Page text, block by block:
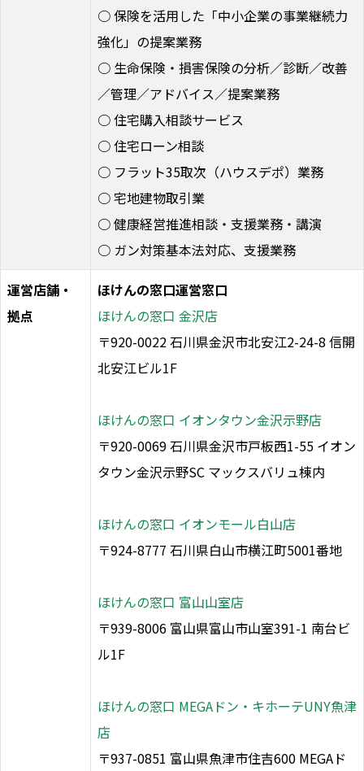
○ 保険を活用した「中小企業の事業継続力
強化」の提案業務
○ 生命保険・損害保険の分析／診断／改善
／管理／アドバイス／提案業務
○ 住宅購入相談サービス
○ 住宅ローン相談
○ フラット35取次（ハウスデポ）業務
○ 宅地建物取引業
○ 健康経営推進相談・支援業務・講演
○ ガン対策基本法対応、支援業務
運営店舗・
拠点
ほけんの窓口運営窓口
ほけんの窓口 金沢店
〒920-0022 石川県金沢市北安江2-24-8 信開
北安江ビル1F
ほけんの窓口 イオンタウン金沢示野店
〒920-0069 石川県金沢市戸板西1-55 イオン
タウン金沢示野SC マックスバリュ棟内
ほけんの窓口 イオンモール白山店
〒924-8777 石川県白山市横江町5001番地
ほけんの窓口 富山山室店
〒939-8006 富山県富山市山室391-1 南台ビ
ル1F
ほけんの窓口 MEGAドン・キホーテUNY魚津
店
〒937-0851 富山県魚津市住吉600 MEGAド